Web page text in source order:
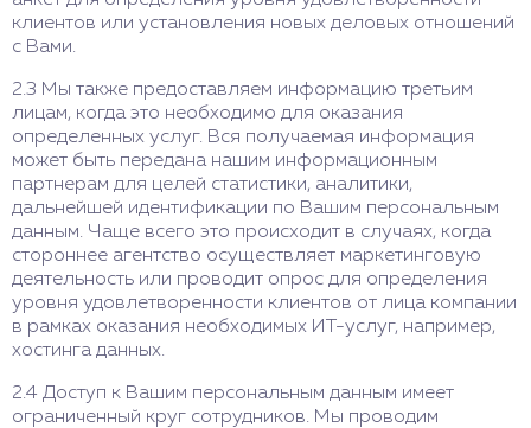
клиентов или установления новых деловых отношений
с Вами.
2.3 Мы также предоставляем информацию третьим
лицам, когда это необходимо для оказания
определенных услуг. Вся получаемая информация
может быть передана нашим информационным
партнерам для целей статистики, аналитики,
дальнейшей идентификации по Вашим персональным
данным. Чаще всего это происходит в случаях, когда
стороннее агентство осуществляет маркетинговую
деятельность или проводит опрос для определения
уровня удовлетворенности клиентов от лица компании
в рамках оказания необходимых ИТ-услуг, например,
хостинга данных.
2.4 Доступ к Вашим персональным данным имеет
ограниченный круг сотрудников. Мы проводим